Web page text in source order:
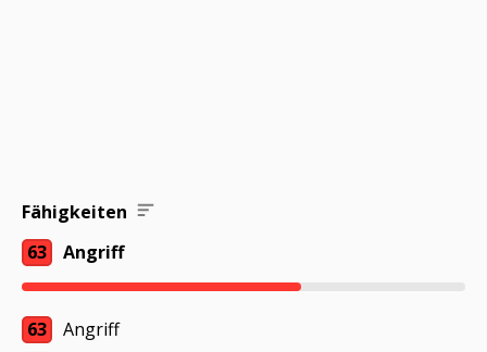
Fähigkeiten
63
Angriff
63
Angriff